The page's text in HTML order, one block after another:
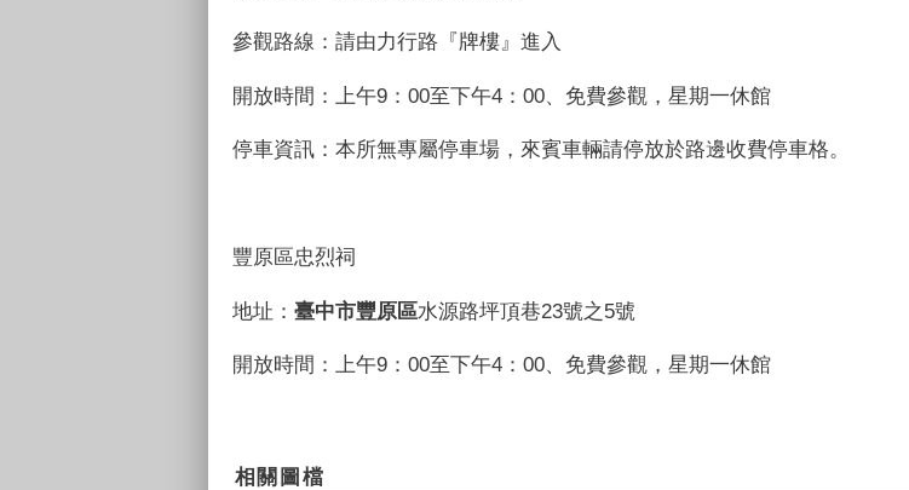
參觀路線：請由力行路『牌樓』進入
開放時間：上午9：00至下午4：00、免費參觀，星期一休館
停車資訊：本所無專屬停車場，來賓車輛請停放於路邊收費停車格。
豐原區忠烈祠
地址： 臺中市豐原區水源路坪頂巷23號之5號
開放時間：上午9：00至下午4：00、免費參觀，星期一休館
相關圖檔